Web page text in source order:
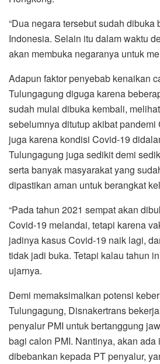
“Dua negara tersebut sudah dibuka
Indonesia. Selain itu dalam waktu
akan membuka negaranya untuk
Adapun faktor penyebab kenaikan
Tulungagung diguga karena
sudah mulai dibuka kembali,
sebelumnya ditutup akibat pandemi
juga karena kondisi Covid-19
Tulungagung juga sedikit demi
serta banyak masyarakat yang
dipastikan aman untuk berangkat
“Pada tahun 2021 sempat akan
Covid-19 melandai, tetapi karena
jadinya kasus Covid-19 naik lagi,
tidak jadi buka. Tetapi kalau tahun
ujarnya.
Demi memaksimalkan potensi
Tulungagung, Disnakertrans
penyalur PMI untuk bertanggung
bagi calon PMI. Nantinya, akan ada
dibebankan kepada PT penyalur,